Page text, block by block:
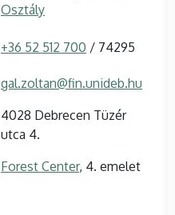
Osztály
+36 52 512 700 / 74295
gal.zoltan@fin.unideb.hu
4028 Debrecen Tüzér
utca 4.
Forest Center, 4. emelet